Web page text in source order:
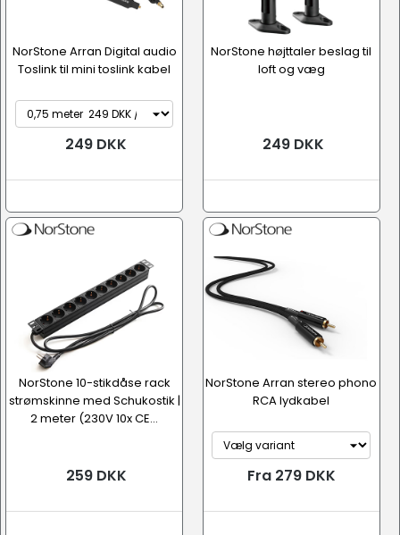
NorStone Arran Digital audio
Toslink til mini toslink kabel
249 DKK
NorStone højttaler beslag til
loft og væg
249 DKK
NorStone 10-stikdåse rack
strømskinne med Schukostik |
2 meter (230V 10x CE...
259 DKK
NorStone Arran stereo phono
RCA lydkabel
Fra 279 DKK